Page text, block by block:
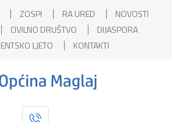
ZOSPI RA URED
NOVOSTI
CIVILNO DRUŠTVO
DIJASPORA
LJETO
KONTAKTI